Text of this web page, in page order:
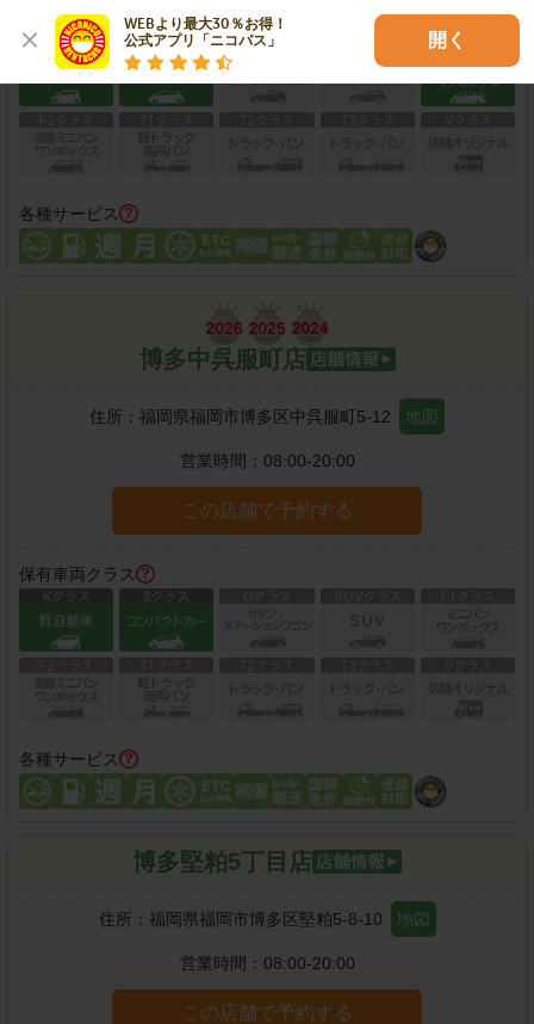
WEBより最大30％お得！
公式アプリ「ニコパス」
開く
保有車両クラス
各種サービス
博多中呉服町店
住所： 福岡県福岡市博多区中呉服町5-12 地図
営業時間： 08:00-20:00
この店舗で予約する
保有車両クラス
各種サービス
博多堅粕5丁目店
住所： 福岡県福岡市博多区堅粕5-8-10 地図
営業時間： 08:00-20:00
この店舗で予約する